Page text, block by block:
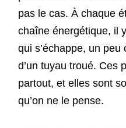
pas le cas. À chaque
chaîne énergétique, il
qui s’échappe, un peu
d’un tuyau troué. Ces
partout, et elles sont
qu’on ne le pense.